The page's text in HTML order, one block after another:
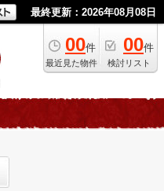
最終更新：2026年08月08日
00件
最近見た物件
00件
検討リスト